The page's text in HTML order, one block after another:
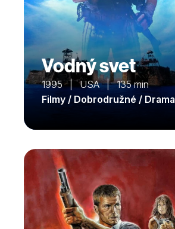
Vodný svet
1995 | USA | 135 min
Filmy / Dobrodružné / Drama